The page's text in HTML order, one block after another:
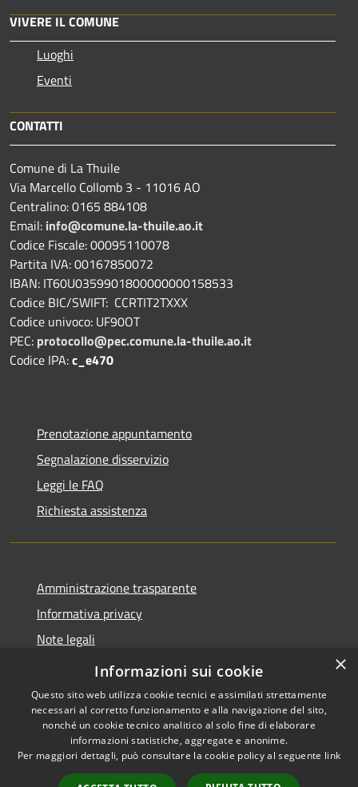
VIVERE IL COMUNE
Luoghi
Eventi
CONTATTI
Comune di La Thuile
Via Marcello Collomb 3 - 11016 AO
Centralino: 0165 884108
Email: info@comune.la-thuile.ao.it
Codice Fiscale: 00095110078
Partita IVA: 00167850072
IBAN: IT60U0359901800000000158533
Codice BIC/SWIFT: CCRTIT2TXXX
Codice univoco: UF90OT
PEC: protocollo@pec.comune.la-thuile.ao.it
Codice IPA:c_e470
Prenotazione appuntamento
Segnalazione disservizio
Leggi le FAQ
Richiesta assistenza
Amministrazione trasparente
Informativa privacy
Note legali
Dichiarazione di accessibilità
Accessibilità
Copyright © 2026 • Comune di
La Thuile • Powered by
×
Informazioni sui cookie
Questo sito web utilizza cookie tecnici e assimilati strettamente
necessari al corretto funzionamento e alla navigazione del sito,
nonché un cookie tecnico analitico al solo fine di elaborare
informazioni statistiche, aggregate e anonime.
Per maggiori dettagli, può consultare la cookie policy al seguente link